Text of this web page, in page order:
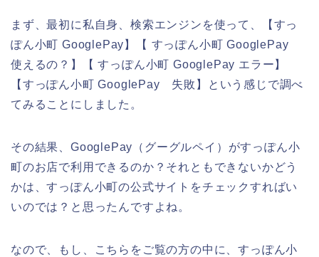
まず、最初に私自身、検索エンジンを使って、【すっ
ぽん小町 GooglePay】【 すっぽん小町 GooglePay
使えるの？】【 すっぽん小町 GooglePay エラー】
【すっぽん小町 GooglePay 失敗】という感じで調べ
てみることにしました。
その結果、GooglePay（グーグルペイ）がすっぽん小
町のお店で利用できるのか？それともできないかどう
かは、すっぽん小町の公式サイトをチェックすればい
いのでは？と思ったんですよね。
なので、もし、こちらをご覧の方の中に、すっぽん小